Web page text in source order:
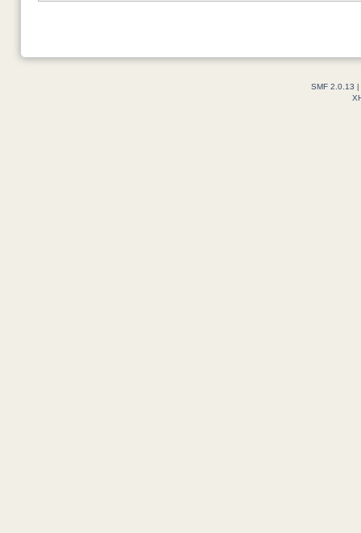
SMF 2.0.13 |